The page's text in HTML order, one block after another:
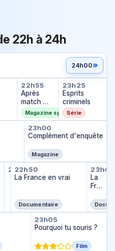
22h à 24h
24h00»
d'Ivoire
Après match
22h55
Après
match
DIRECT
Magazine sportif
Esprits
23h25
Esprits
criminels
Série
Complément
23h00
Complément d'enquête
Magazine
plage
Journal Météo
22h45
Journal Météo Climat
La France en vrai
22h50
La France en vrai
Documentaire
La
23h45
La
Fra
en
vrai
Pourquoi tu
23h05
Pourquoi tu souris ?
Film